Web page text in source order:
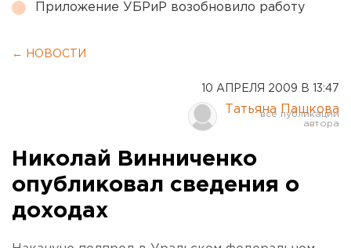
Приложение УБРиР возобновило работу
← НОВОСТИ
10 АПРЕЛЯ 2009 В 13:47
Татьяна Пашкова
Николай Винниченко
опубликовал сведения о
доходах